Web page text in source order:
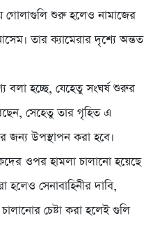
গোলাগুলি শুরু হলেও নামাজের
তার ক্যামেরার দৃশ্যে অন্তত
বলা হচ্ছে, যেহেতু সংঘর্ষ শুরুর
সেহেতু তার গৃহিত এ
জন্য উপস্থাপন করা হবে।
ওপর হামলা চালানো হয়েছে
হলেও সেনাবাহিনীর দাবি,
চেষ্টা করা হলেই গুলি